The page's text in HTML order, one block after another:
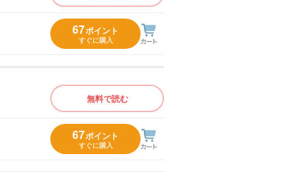
67ポイント
すぐに購入
無料で読む
67ポイント
すぐに購入